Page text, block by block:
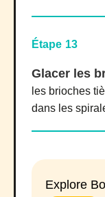
Étape 13
Glacer les
les brioches
dans les
Explore